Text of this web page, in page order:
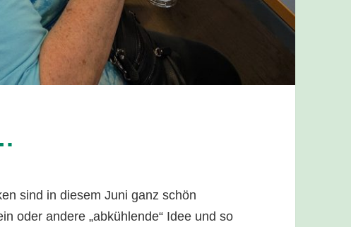
sind in diesem Juni ganz schön
oder andere „abkühlende“ Idee und so